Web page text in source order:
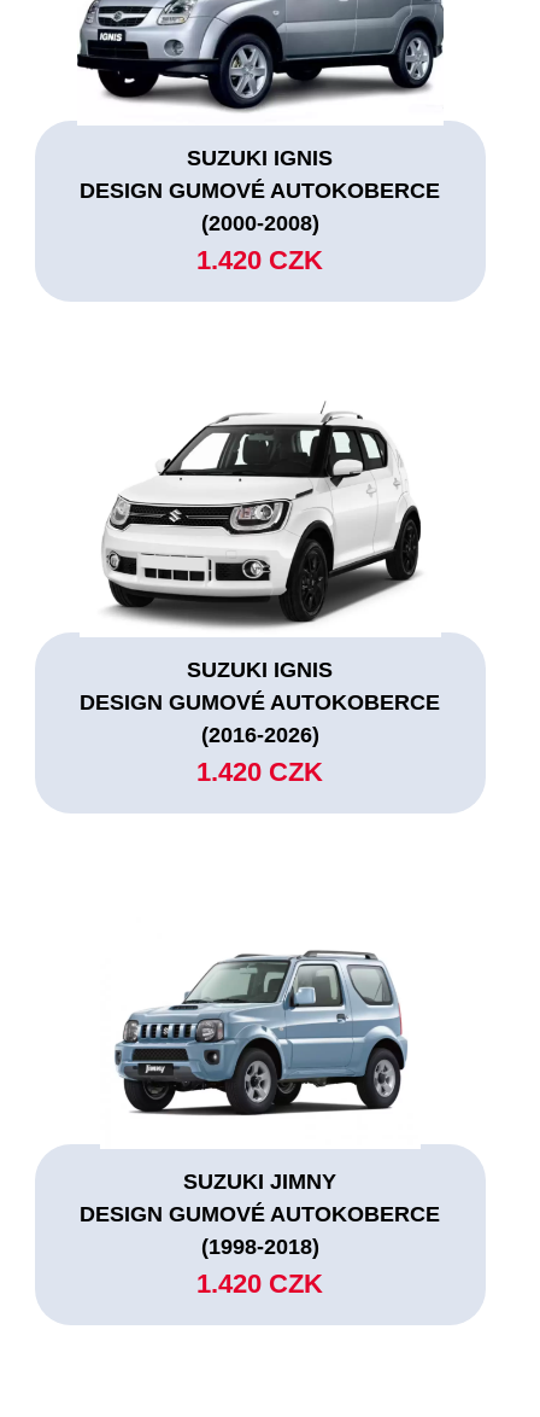
SUZUKI IGNIS
DESIGN GUMOVÉ AUTOKOBERCE
(2000-2008)
1.420 CZK
SUZUKI IGNIS
DESIGN GUMOVÉ AUTOKOBERCE
(2016-2026)
1.420 CZK
SUZUKI JIMNY
DESIGN GUMOVÉ AUTOKOBERCE
(1998-2018)
1.420 CZK